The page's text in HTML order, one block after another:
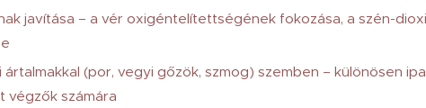
javítása – a vér oxigéntelítettségének fokozása, a szén-
(por, vegyi gőzök, szmog) szemben – különösen
végzők számára